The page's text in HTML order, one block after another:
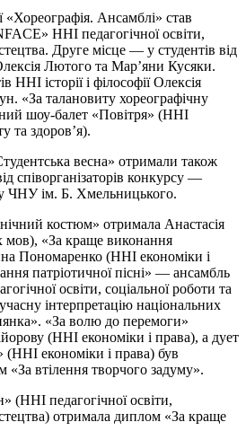
Ансамблі» став
ННІ педагогічної освіти,
Друге місце — у студентів від
Лютого та Мар’яни Кусяки.
ННІ історії і філософії Олексія
«За талановиту хореографічну
шоу-балет «Повітря» (ННІ
та здоров’я).
весна» отримали також
співорганізаторів конкурсу —
ЧНУ ім. Б. Хмельницького.
костюм» отримала Анастасія
мов), «За краще виконання
Пономаренко (ННІ економіки і
патріотичної пісні» — ансамбль
освіти, соціальної роботи та
інтерпретацію національних
«За волю до перемоги»
(ННІ економіки і права), а дует
економіки і права) був
втілення творчого задуму».
(ННІ педагогічної освіти,
отримала диплом «За краще